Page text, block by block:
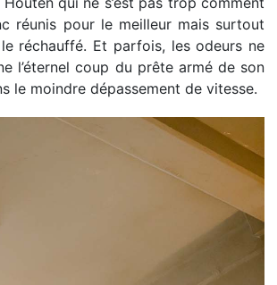
réunis pour le meilleur mais surtout
réchauffé. Et parfois, les odeurs ne
l’éternel coup du prête armé de son
le moindre dépassement de vitesse.